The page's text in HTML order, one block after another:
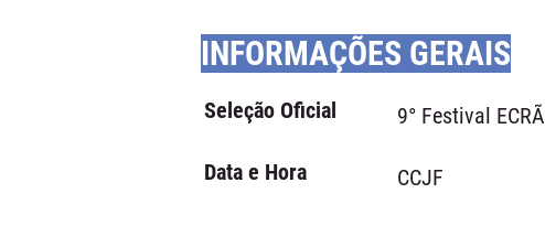
INFORMAÇÕES GERAIS
Seleção Oficial 9° Festival ECRÃ
Data e Hora CCJF